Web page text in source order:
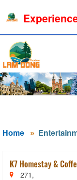
Home
K7 Homestay &
271,